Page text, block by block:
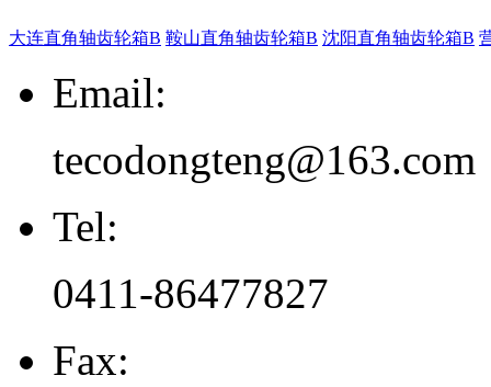
大连直角轴齿轮箱B 鞍山直角轴齿轮箱B 沈阳直角轴齿轮箱B
Email:
tecodongteng@163.com
Tel:
0411-86477827
Fax: